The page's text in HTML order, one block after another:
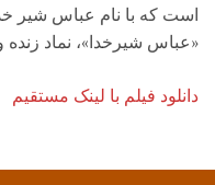
است كه با نام عباس شیر
«عباس شیرخدا»، نماد
دانلود فیلم با لینک مستقیم